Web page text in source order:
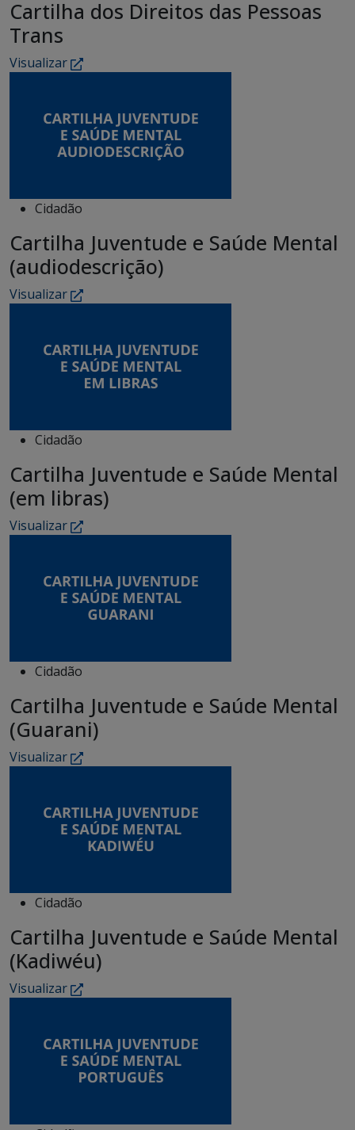
Cartilha dos Direitos das Pessoas
Trans
Visualizar
Cidadão
Cartilha Juventude e Saúde Mental
(audiodescrição)
Visualizar
Cidadão
Cartilha Juventude e Saúde Mental
(em libras)
Visualizar
Cidadão
Cartilha Juventude e Saúde Mental
(Guarani)
Visualizar
Cidadão
Cartilha Juventude e Saúde Mental
(Kadiwéu)
Visualizar